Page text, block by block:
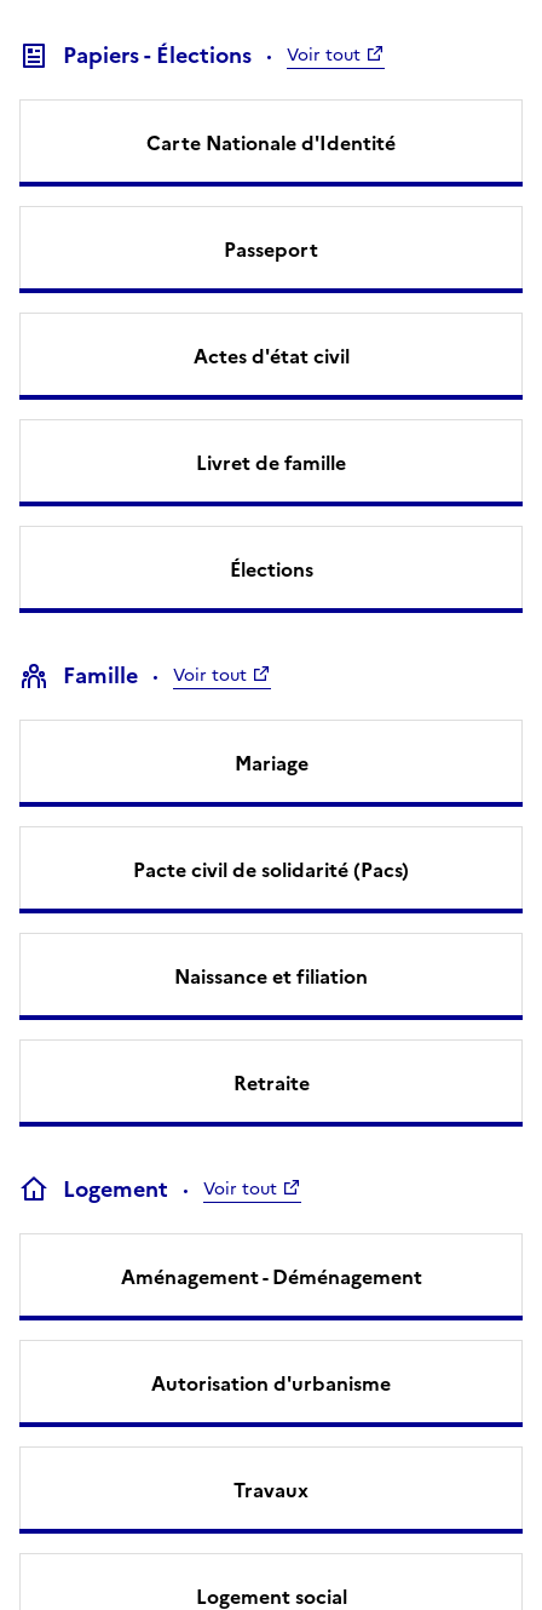
Papiers - Élections Voir tout
Carte Nationale d'Identité
Passeport
Actes d'état civil
Livret de famille
Élections
Famille Voir tout
Mariage
Pacte civil de solidarité (Pacs)
Naissance et filiation
Retraite
Logement Voir tout
Aménagement - Déménagement
Autorisation d'urbanisme
Travaux
Logement social